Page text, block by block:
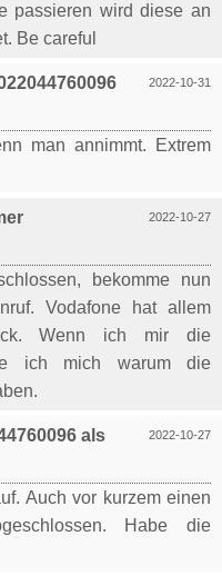
passieren wird diese an
Be careful
2022-10-31
man annimmt. Extrem
2022-10-27
bekomme nun
Vodafone hat allem
Wenn ich mir die
ich mich warum die
2022-10-27
als
Auch vor kurzem einen
Habe die